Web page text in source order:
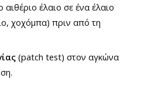
αιθέριο έλαιο σε ένα έλαιο
χοχόμπα) πριν από τη
(patch test) στον αγκώνα